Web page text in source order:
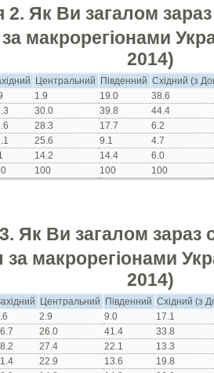
2. Як Ви загалом зараз
макрорегіонами
2014)
Центральний Південний Східний (з
1.9 19.0
38.6
30.0 39.8
44.4
28.3 17.7
6.2
25.6 9.1
4.7
14.2 14.4
6.0
100 100 100
Як Ви загалом зараз
за макрорегіонами
2014)
Центральний Південний Східний (з
2.9 9.0
17.1
26.0 41.4
33.8
27.4 22.1
13.3
22.9 13.6
19.8